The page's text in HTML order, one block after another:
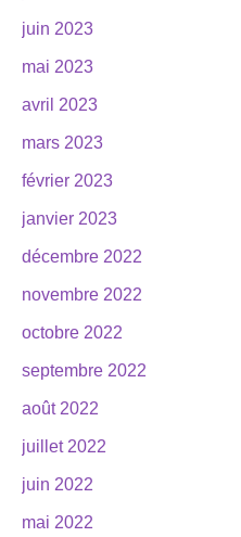
juin 2023
mai 2023
avril 2023
mars 2023
février 2023
janvier 2023
décembre 2022
novembre 2022
octobre 2022
septembre 2022
août 2022
juillet 2022
juin 2022
mai 2022